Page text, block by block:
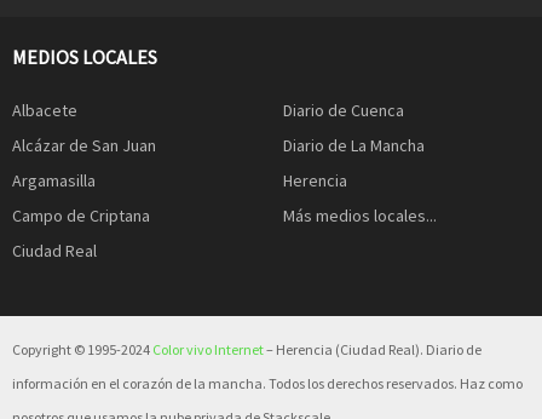
MEDIOS LOCALES
Albacete
Alcázar de San Juan
Argamasilla
Campo de Criptana
Ciudad Real
Diario de Cuenca
Diario de La Mancha
Herencia
Más medios locales...
Copyright © 1995-2024 Color vivo Internet– Herencia (Ciudad Real). Diario de
información en el corazón de la mancha. Todos los derechos reservados. Haz como